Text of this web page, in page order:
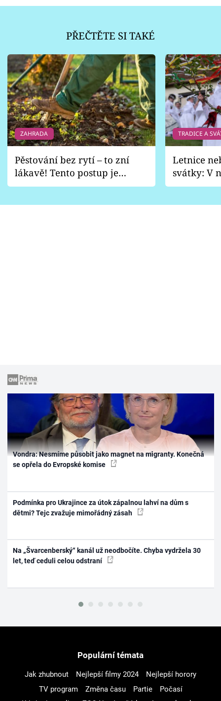
PŘEČTĚTE SI TAKÉ
ZAHRADA
Pěstování bez rytí – to zní
lákavě! Tento postup je
vhodný jen pro některé
TRADICE A
Letnice
svátky: V
pondělí
Vondra: Nesmíme působit jako magnet na migranty. Konečná
se opřela do Evropské komise
Podmínka pro Ukrajince za útok zápalnou lahví na dům s
dětmi? Tejc zvažuje mimořádný zásah
Na „Švarcenberský“ kanál už neodbočíte. Chyba vydržela 30
let, teď ceduli celou odstraní
Populární témata
Jak zhubnout Nejlepší filmy 2024
Nejlepší horory
TV program
Změna času Partie
Počasí